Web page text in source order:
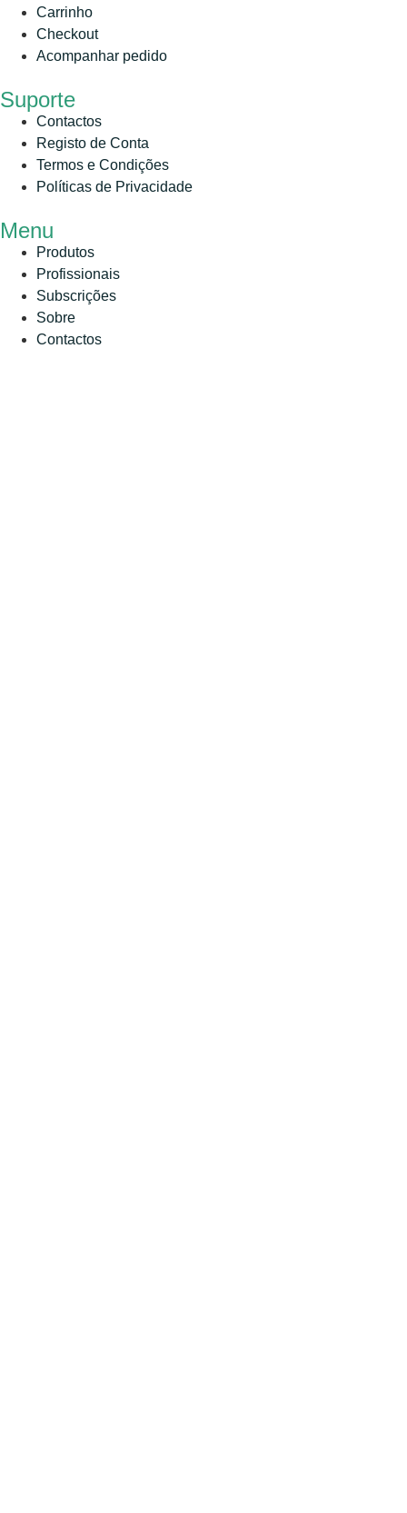
Carrinho
Checkout
Acompanhar pedido
Suporte
Contactos
Registo de Conta
Termos e Condições
Políticas de Privacidade
Menu
Produtos
Profissionais
Subscrições
Sobre
Contactos